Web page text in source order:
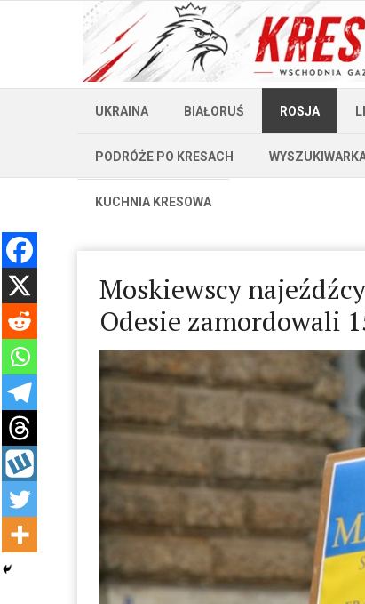
UKRAINA BIAŁORUŚ ROSJA
PODRÓŻE PO KRESACH
KUCHNIA KRESOWA
Moskiewscy
Odesie zamordowali